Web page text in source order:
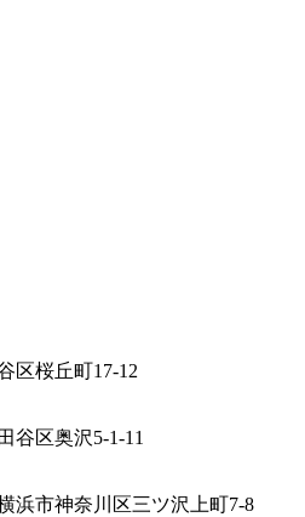
区桜丘町17-12
谷区奥沢5-1-11
浜市神奈川区三ツ沢上町7-8